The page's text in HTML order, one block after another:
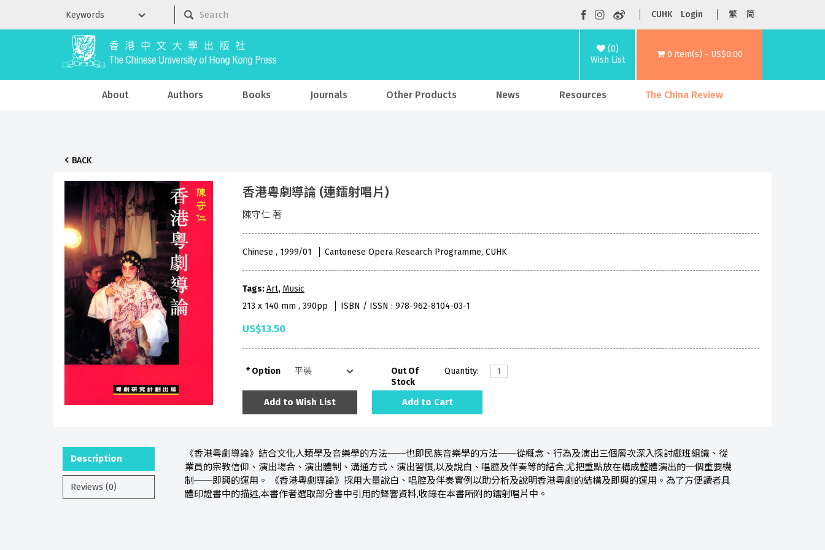
CUHK Login 繁 简
(0)
Wish List
0 item(s) - US$0.00
About Authors Books Journals Other Products News Resources The China Review
BACK
香港粵劇導論 (連鐳射唱片)
陳守仁 著
Chinese , 1999/01 Cantonese Opera Research Programme, CUHK
Tags:Art, Music
213 x 140 mm , 390pp
ISBN / ISSN : 978-962-8104-03-1
US$13.50
Option
Out Of
Stock
Quantity:
Add to Wish List Add to Cart
Description
Reviews (0)
《香港粵劇導論》結合文化人類學及音樂學的方法──也即民族音樂學的方法──從概念、行為及演出三個層次深入探討戲班組織、從
業員的宗教信仰、演出場合、演出體制、溝通方式、演出習慣,以及說白、唱腔及伴奏等的結合,尤把重點放在構成整體演出的一個重要機
制──即興的運用。 《香港粵劇導論》採用大量說白、唱腔及伴奏實例以助分析及說明香港粵劇的結構及即興的運用。為了方便讀者具
體印證書中的描述,本書作者選取部分書中引用的聲響資料,收錄在本書所附的鐳射唱片中。